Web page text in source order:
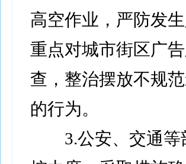
高空作业，严防发
重点对城市街区广
查，整治摆放不规
的行为。
3.公安、交通等